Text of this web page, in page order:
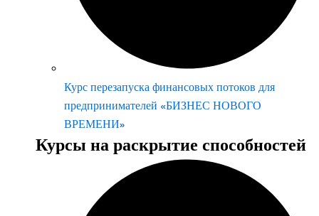
Курс перезапуска финансовых потоков для
предпринимателей «БИЗНЕС НОВОГО
ВРЕМЕНИ»
Курсы на раскрытие способностей